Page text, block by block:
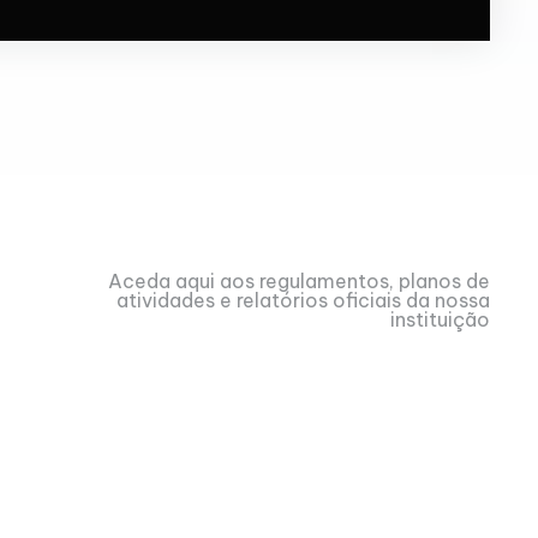
Aceda aqui aos regulamentos, planos de
atividades e relatórios oficiais da nossa
instituição